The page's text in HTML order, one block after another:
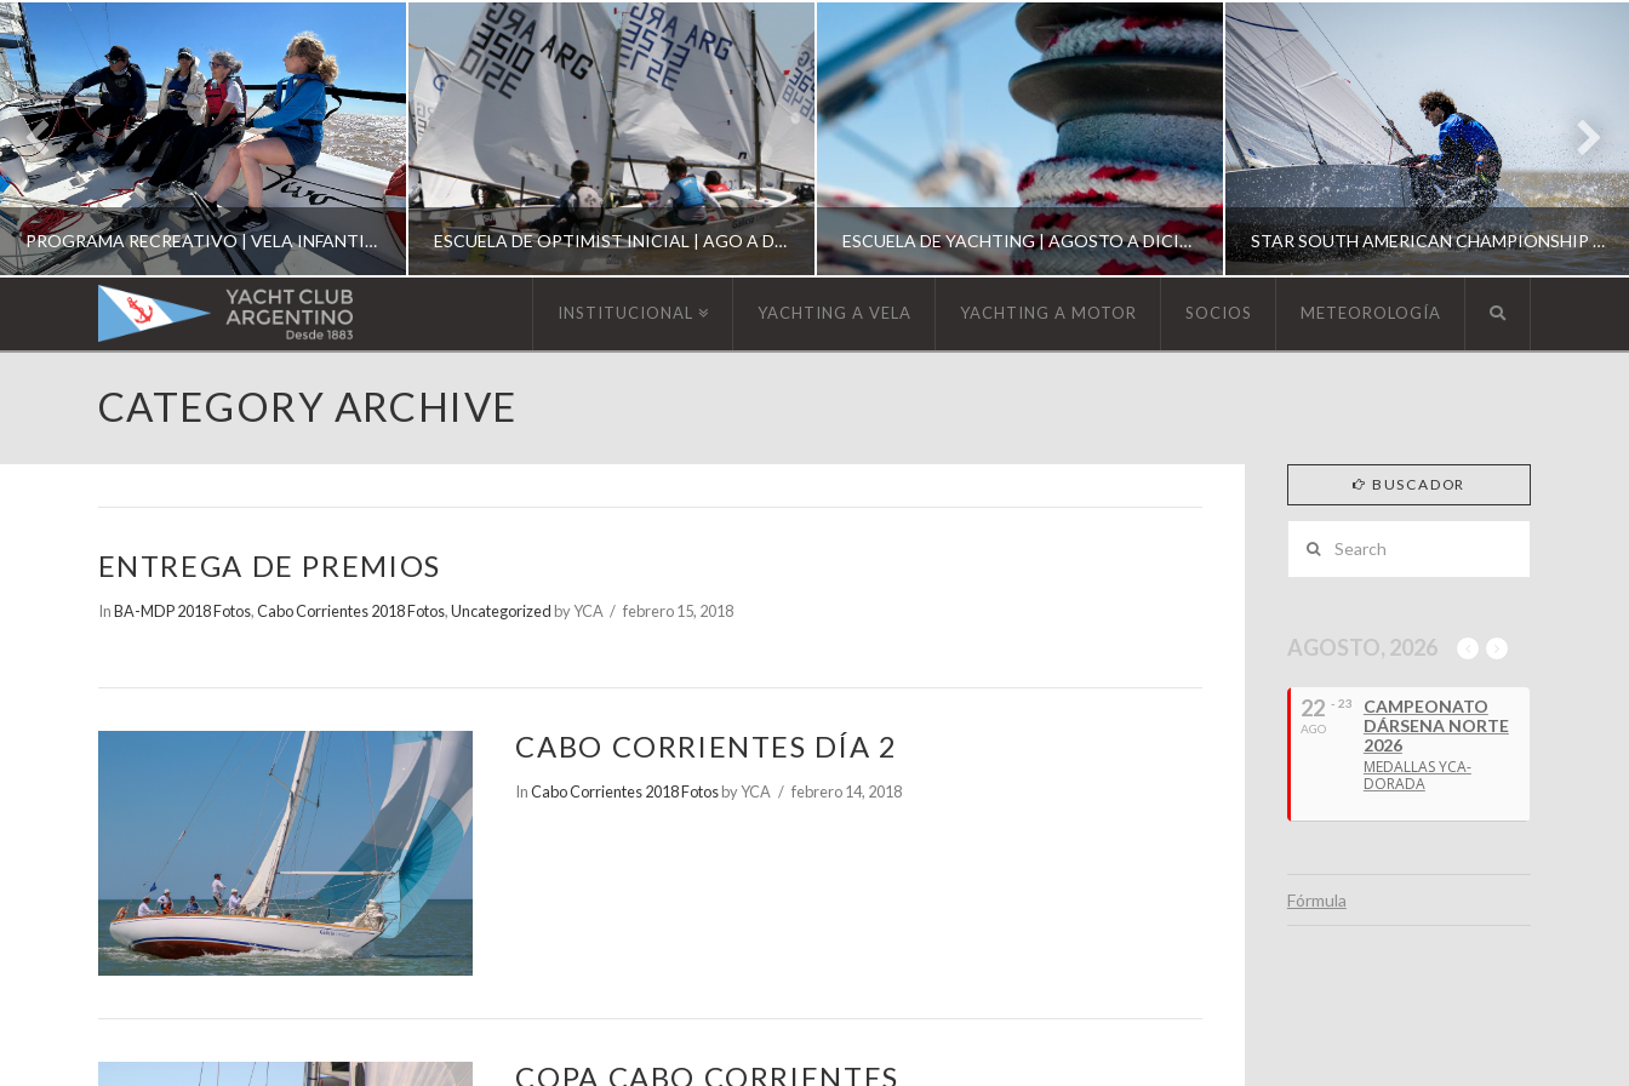
PROGRAMA RECREATIVO | VELA INFANTIL, JUVENIL Y DE CRUCERO 2026
ESCUELA RECREATIVA 2026
ESCUELA DE OPTIMIST INICIAL | AGO A DIC 2026 ESCUELA DE YACHTING | AGOSTO A DICIEMBRE 2026 STAR SOUTH AMERICAN CHAMPIONSHIP 2026
YACHT
CLUB
ARGENTINO
INSTITUCIONAL YACHTING A VELA YACHTING A MOTOR SOCIOS METEOROLOGÍA
CATEGORY ARCHIVE
ENTREGA DE PREMIOS
InBA-MDP 2018 Fotos,Cabo Corrientes 2018 Fotos,Uncategorized by YCA febrero 15, 2018
CABO CORRIENTES DÍA 2
InCabo Corrientes 2018 Fotosby YCA febrero 14, 2018
COPA CABO CORRIENTES
BUSCADOR
AGOSTO, 2026
22
AGO
- 23
CAMPEONATO
DÁRSENA NORTE
2026
MEDALLAS YCA-
DORADA
Fórmula